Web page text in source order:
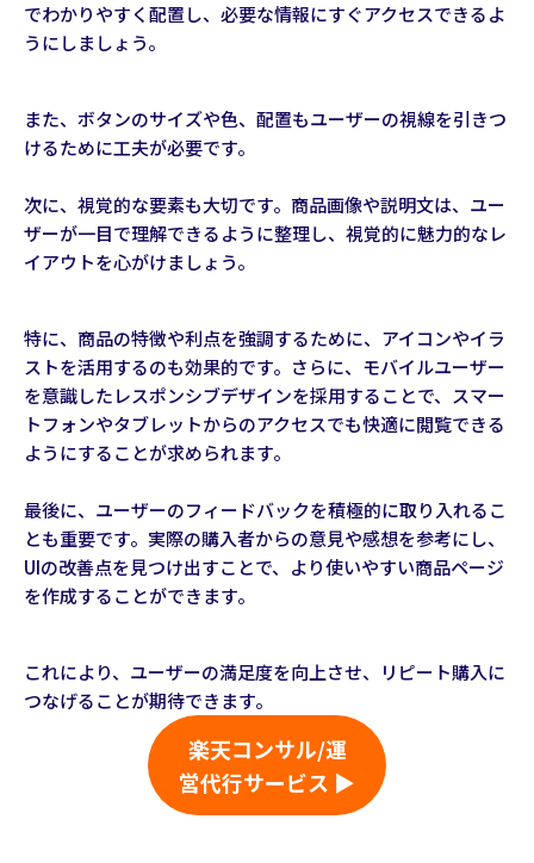
でわかりやすく配置し、必要な情報にすぐアクセスできるよ
うにしましょう。
また、ボタンのサイズや色、配置もユーザーの視線を引きつ
けるために工夫が必要です。
次に、視覚的な要素も大切です。商品画像や説明文は、ユー
ザーが一目で理解できるように整理し、視覚的に魅力的なレ
イアウトを心がけましょう。
特に、商品の特徴や利点を強調するために、アイコンやイラ
ストを活用するのも効果的です。さらに、モバイルユーザー
を意識したレスポンシブデザインを採用することで、スマー
トフォンやタブレットからのアクセスでも快適に閲覧できる
ようにすることが求められます。
最後に、ユーザーのフィードバックを積極的に取り入れるこ
とも重要です。実際の購入者からの意見や感想を参考にし、
UIの改善点を見つけ出すことで、より使いやすい商品ページ
を作成することができます。
これにより、ユーザーの満足度を向上させ、リピート購入に
つなげることが期待できます。
楽天コンサル/運
営代行サービス ▶